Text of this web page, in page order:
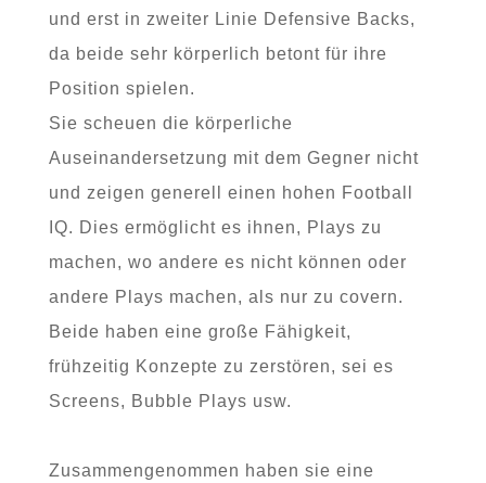
und erst in zweiter Linie Defensive Backs,
da beide sehr körperlich betont für ihre
Position spielen.
Sie scheuen die körperliche
Auseinandersetzung mit dem Gegner nicht
und zeigen generell einen hohen Football
IQ. Dies ermöglicht es ihnen, Plays zu
machen, wo andere es nicht können oder
andere Plays machen, als nur zu covern.
Beide haben eine große Fähigkeit,
frühzeitig Konzepte zu zerstören, sei es
Screens, Bubble Plays usw.
Zusammengenommen haben sie eine